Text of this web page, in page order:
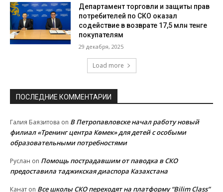
Департамент торговли и защиты прав
потребителей по СКО оказал
содействие в возврате 17,5 млн тенге
покупателям
29 декабря, 2025
Load more
ПОСЛЕДНИЕ КОММЕНТАРИИ
Галия Баязитова on В Петропавловске начал работу новый
филиал «Тренинг центра Көмек» для детей с особыми
образовательными потребностями
Руслан on Помощь пострадавшим от паводка в СКО
предоставила таджикская диаспора Казахстана
Канат on Все школы СКО переходят на платформу “Bilim Class”